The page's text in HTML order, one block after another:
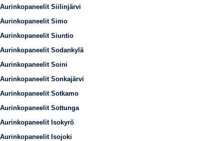
Aurinkopaneelit Siilinjärvi
Aurinkopaneelit Simo
Aurinkopaneelit Siuntio
Aurinkopaneelit Sodankylä
Aurinkopaneelit Soini
Aurinkopaneelit Sonkajärvi
Aurinkopaneelit Sotkamo
Aurinkopaneelit Sottunga
Aurinkopaneelit Isokyrö
Aurinkopaneelit Isojoki